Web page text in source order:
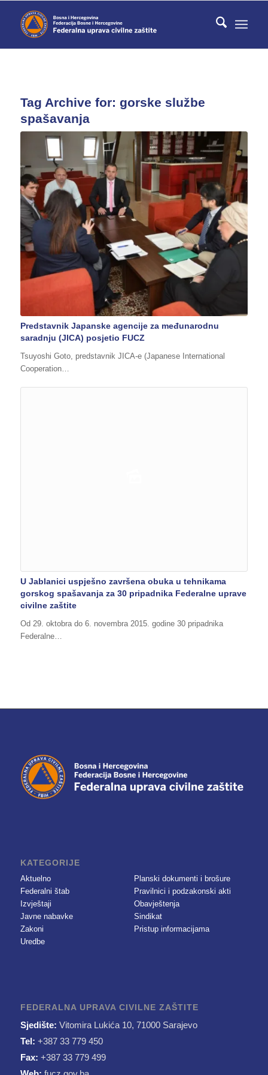
Tag Archive for: gorske službe
spašavanja
Predstavnik Japanske agencije za međunarodnu
saradnju (JICA) posjetio FUCZ
Tsuyoshi Goto, predstavnik JICA-e (Japanese International
Cooperation…
U Jablanici uspješno završena obuka u tehnikama
gorskog spašavanja za 30 pripadnika Federalne uprave
civilne zaštite
Od 29. oktobra do 6. novembra 2015. godine 30 pripadnika
Federalne…
KATEGORIJE
Aktuelno
Federalni štab
Izvještaji
Javne nabavke
Zakoni
Uredbe
Planski dokumenti i brošure
Pravilnici i podzakonski akti
Obavještenja
Sindikat
Pristup informacijama
FEDERALNA UPRAVA CIVILNE ZAŠTITE
Sjedište: Vitomira Lukića 10, 71000 Sarajevo
Tel: +387 33 779 450
Fax: +387 33 779 499